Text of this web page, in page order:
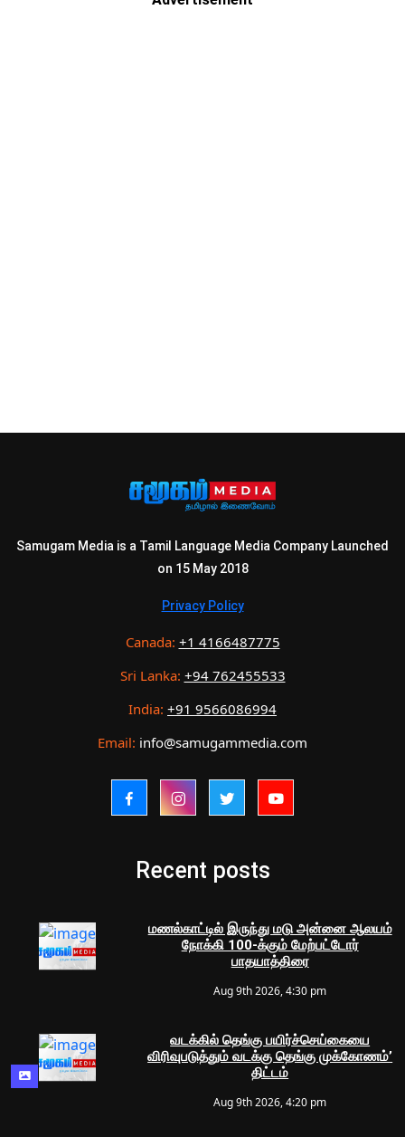
Samugam Media is a Tamil Language Media Company Launched
on 15 May 2018
Privacy Policy
Canada: +1 4166487775
Sri Lanka: +94 762455533
India: +91 9566086994
Email: info@samugammedia.com
Recent posts
மணல்காட்டில் இருந்து மடு அன்னை ஆலயம்
நோக்கி 100-க்கும் மேற்பட்டோர்
பாதயாத்திரை
Aug 9th 2026, 4:30 pm
வடக்கில் தெங்கு பயிர்ச்செய்கையை
விரிவுபடுத்தும் வடக்கு தெங்கு முக்கோணம்’
திட்டம்
Aug 9th 2026, 4:20 pm